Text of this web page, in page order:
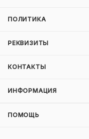
ПОЛИТИКА
РЕКВИЗИТЫ
КОНТАКТЫ
ИНФОРМАЦИЯ
ПОМОЩЬ